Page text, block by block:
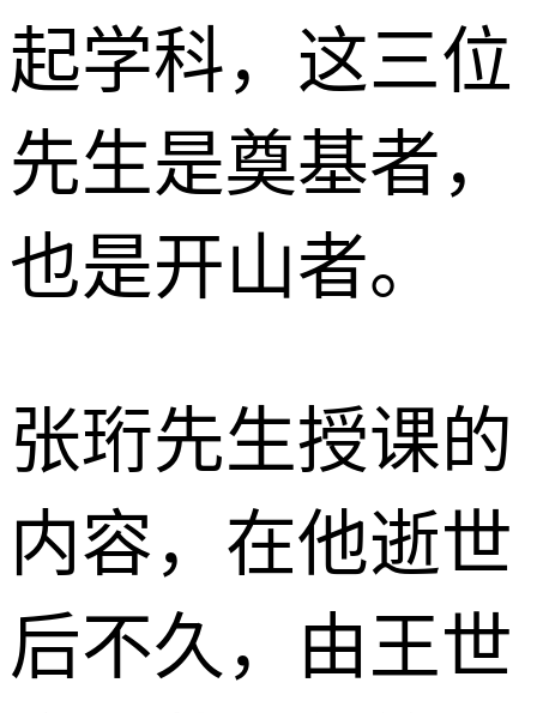
起学科，这三位
先生是奠基者，
也是开山者。
张珩先生授课的
内容，在他逝世
后不久，由王世